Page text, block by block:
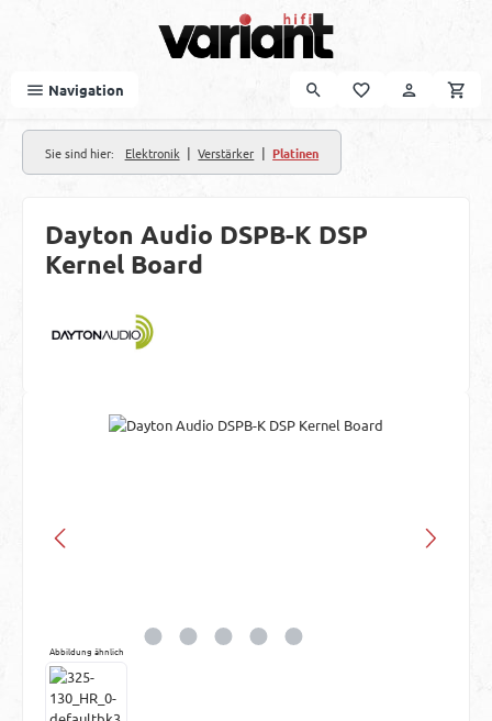
Navigation
Sie sind hier: Elektronik | Verstärker | Platinen
Dayton Audio DSPB-K DSP
Kernel Board
Bildergalerie überspringen
Abbildung ähnlich